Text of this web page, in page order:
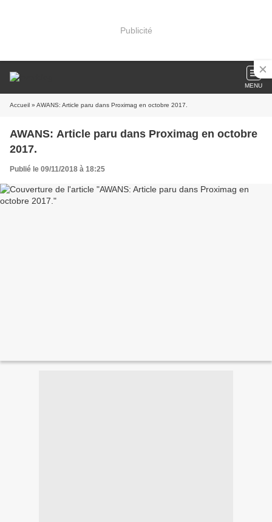
Publicité
MENU
Accueil » AWANS: Article paru dans Proximag en octobre 2017.
AWANS: Article paru dans Proximag en octobre
2017.
Publié le 09/11/2018 à 18:25